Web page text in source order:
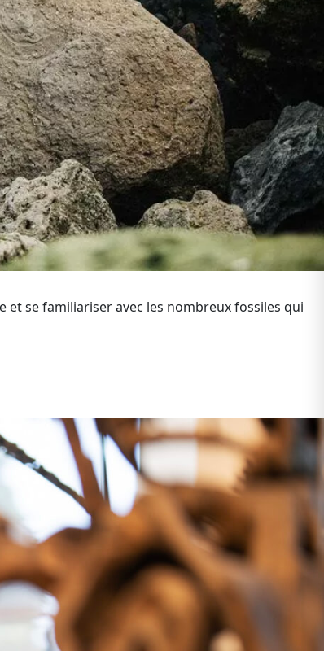
et se familiariser avec les nombreux fossiles qui